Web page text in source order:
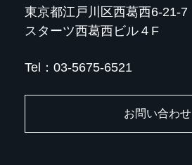
東京都江戸川区西葛西6-21-7
スターツ西葛西ビル４F
Tel：03-5675-6521
お問い合わせ